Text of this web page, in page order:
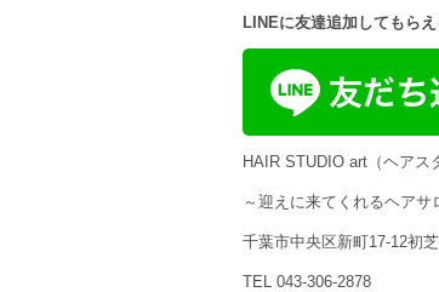
LINEに友達追加してもら
HAIR STUDIO art（ヘアス
～迎えに来てくれるヘアサ
千葉市中央区新町17-12初
TEL 043-306-2878